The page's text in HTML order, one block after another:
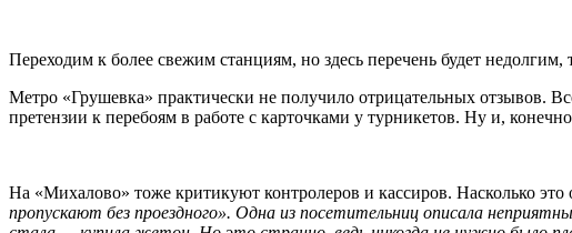
Переходим к более свежим станциям, но здесь перечень будет
Метро «Грушевка» практически не получило отрицательных отзывов.
претензии к перебоям в работе с карточками у турникетов. Ну и,
На «Михалово» тоже критикуют контролеров и кассиров. Насколько
пропускают без проездного». Одна из посетительниц описала